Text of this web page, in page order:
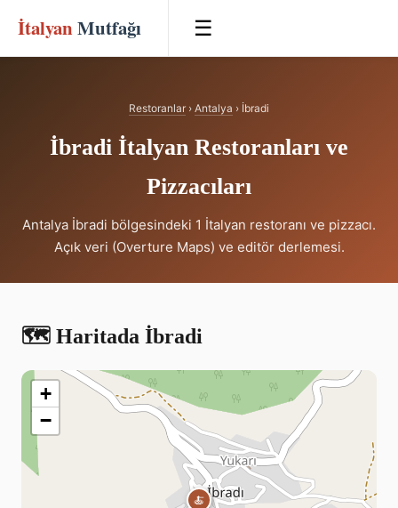
İtalyan Mutfağı ☰
Restoranlar › Antalya › İbradi
İbradi İtalyan Restoranları ve
Pizzacıları
Antalya İbradi bölgesindeki 1 İtalyan restoranı ve pizzacı.
Açık veri (Overture Maps) ve editör derlemesi.
🗺️ Haritada İbradi
🍝
+
−